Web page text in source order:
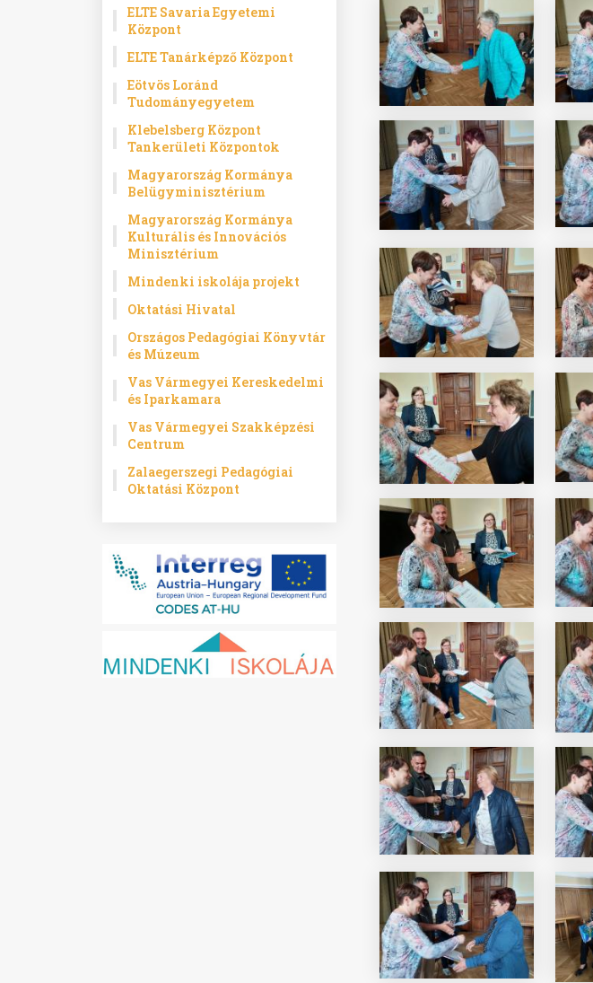
ELTE Savaria Egyetemi
Központ
ELTE Tanárképző Központ
Eötvös Loránd
Tudományegyetem
Klebelsberg Központ
Tankerületi Központok
Magyarország Kormánya
Belügyminisztérium
Magyarország Kormánya
Kulturális és Innovációs
Minisztérium
Mindenki iskolája projekt
Oktatási Hivatal
Országos Pedagógiai Könyvtár
és Múzeum
Vas Vármegyei Kereskedelmi
és Iparkamara
Vas Vármegyei Szakképzési
Centrum
Zalaegerszegi Pedagógiai
Oktatási Központ